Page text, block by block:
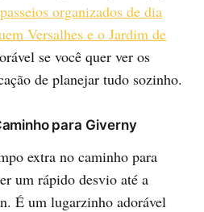
passeios organizados de dia
Versalhes e o Jardim de
se você quer ver os
de planejar tudo sozinho.
para Giverny
extra no caminho para
um rápido desvio até a
É um lugarzinho adorável